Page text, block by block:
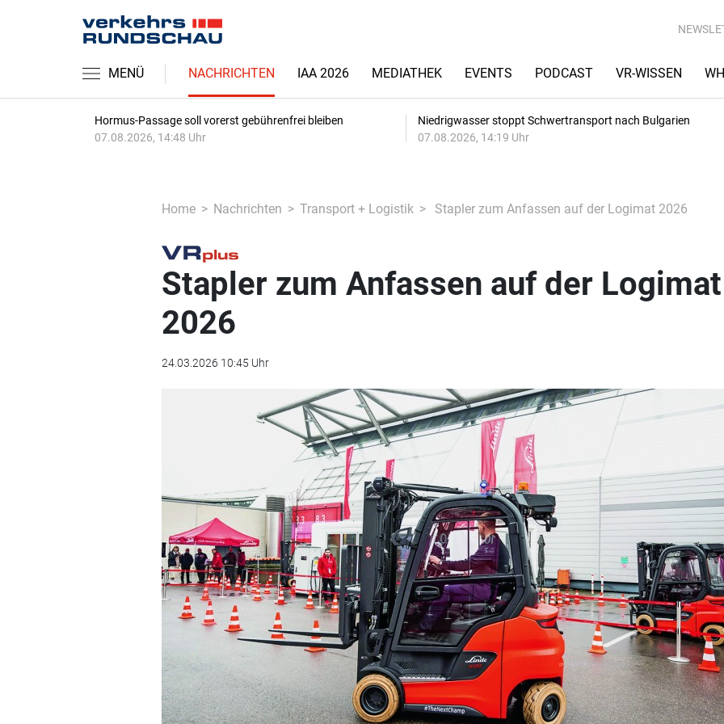
MENÜ NACHRICHTEN IAA 2026 MEDIATHEK EVENTS PODCAST VR-WISSEN
Hormus-Passage soll vorerst gebührenfrei bleiben
07.08.2026, 14:48 Uhr
Niedrigwasser stoppt Schwertransport nach Bulgarien
07.08.2026, 14:19 Uhr
Home Nachrichten Transport + Logistik Stapler zum Anfassen auf der Logimat 2026
Stapler zum Anfassen auf der Logimat
2026
24.03.2026 10:45 Uhr